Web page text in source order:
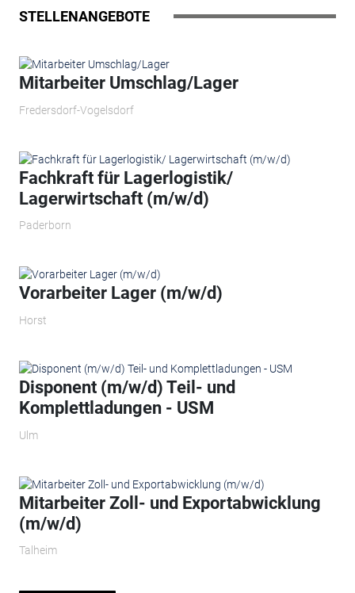
STELLENANGEBOTE
Mitarbeiter Umschlag/Lager
Fredersdorf-Vogelsdorf
Fachkraft für Lagerlogistik/
Lagerwirtschaft (m/w/d)
Paderborn
Vorarbeiter Lager (m/w/d)
Horst
Disponent (m/w/d) Teil- und
Komplettladungen - USM
Ulm
Mitarbeiter Zoll- und Exportabwicklung
(m/w/d)
Talheim